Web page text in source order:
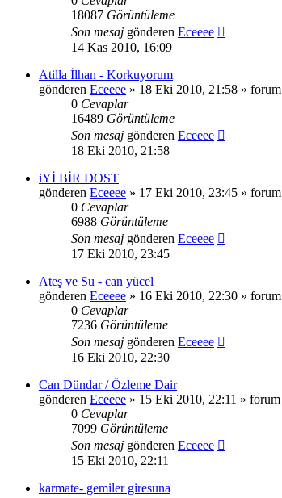
18087 Görüntüleme
Son mesaj gönderen Eceeee
14 Kas 2010, 16:09
Atilla İlhan - Korkuyorum
gönderen Eceeee » 18 Eki 2010, 21:58 » forum
0 Cevaplar
16489 Görüntüleme
Son mesaj gönderen Eceeee
18 Eki 2010, 21:58
iYİ BİR DOST
gönderen Eceeee » 17 Eki 2010, 23:45 » forum
0 Cevaplar
6988 Görüntüleme
Son mesaj gönderen Eceeee
17 Eki 2010, 23:45
Ateş ve Su - can yücel
gönderen Eceeee » 16 Eki 2010, 22:30 » forum
0 Cevaplar
7236 Görüntüleme
Son mesaj gönderen Eceeee
16 Eki 2010, 22:30
Can Dündar / Özleme Dair
gönderen Eceeee » 15 Eki 2010, 22:11 » forum
0 Cevaplar
7099 Görüntüleme
Son mesaj gönderen Eceeee
15 Eki 2010, 22:11
karmate- gemiler giresuna